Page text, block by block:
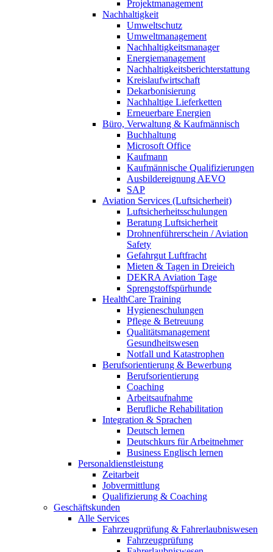
Projektmanagement
Nachhaltigkeit
Umweltschutz
Umweltmanagement
Nachhaltigkeitsmanager
Energiemanagement
Nachhaltigkeitsberichterstattung
Kreislaufwirtschaft
Dekarbonisierung
Nachhaltige Lieferketten
Erneuerbare Energien
Büro, Verwaltung & Kaufmännisch
Buchhaltung
Microsoft Office
Kaufmann
Kaufmännische Qualifizierungen
Ausbildereignung AEVO
SAP
Aviation Services (Luftsicherheit)
Luftsicherheitsschulungen
Beratung Luftsicherheit
Drohnenführerschein / Aviation
Safety
Gefahrgut Luftfracht
Mieten & Tagen in Dreieich
DEKRA Aviation Tage
Sprengstoffspürhunde
HealthCare Training
Hygieneschulungen
Pflege & Betreuung
Qualitätsmanagement
Gesundheitswesen
Notfall und Katastrophen
Berufsorientierung & Bewerbung
Berufsorientierung
Coaching
Arbeitsaufnahme
Berufliche Rehabilitation
Integration & Sprachen
Deutsch lernen
Deutschkurs für Arbeitnehmer
Business Englisch lernen
Personaldienstleistung
Zeitarbeit
Jobvermittlung
Qualifizierung & Coaching
Geschäftskunden
Alle Services
Fahrzeugprüfung & Fahrerlaubniswesen
Fahrzeugprüfung